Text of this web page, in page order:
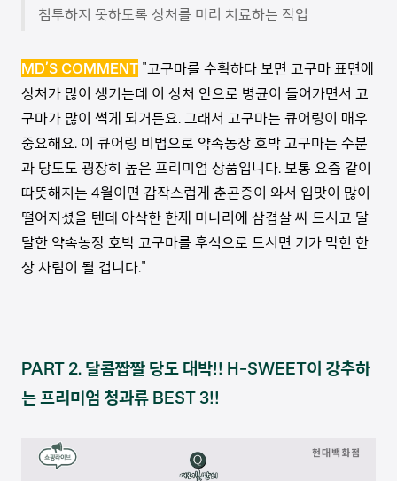
침투하지 못하도록 상처를 미리 치료하는 작업
MD’S COMMENT "고구마를 수확하다 보면 고구마 표면에
상처가 많이 생기는데 이 상처 안으로 병균이 들어가면서 고
구마가 많이 썩게 되거든요. 그래서 고구마는 큐어링이 매우
중요해요. 이 큐어링 비법으로 약속농장 호박 고구마는 수분
과 당도도 굉장히 높은 프리미엄 상품입니다. 보통 요즘 같이
따뜻해지는 4월이면 갑작스럽게 춘곤증이 와서 입맛이 많이
떨어지셨을 텐데 아삭한 한재 미나리에 삼겹살 싸 드시고 달
달한 약속농장 호박 고구마를 후식으로 드시면 기가 막힌 한
상 차림이 될 겁니다."
PART 2. 달콤짭짤 당도 대박!! H-SWEET이 강추하
는 프리미엄 청과류 BEST 3!!